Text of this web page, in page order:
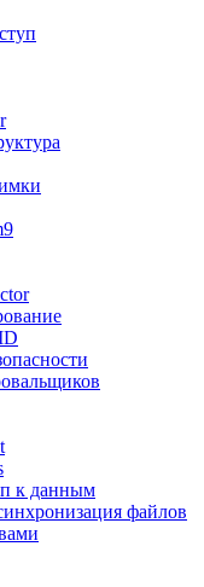
к данным
файлов